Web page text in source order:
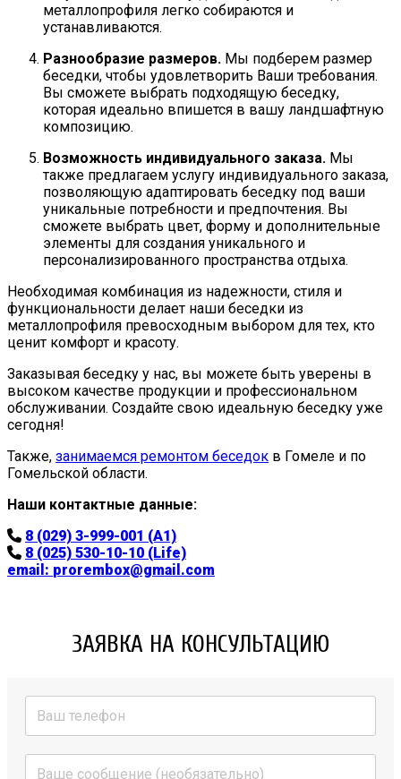
металлопрофиля легко собираются и
устанавливаются.
Разнообразие размеров. Мы подберем размер
беседки, чтобы удовлетворить Ваши требования.
Вы сможете выбрать подходящую беседку,
которая идеально впишется в вашу ландшафтную
композицию.
Возможность индивидуального заказа. Мы
также предлагаем услугу индивидуального заказа,
позволяющую адаптировать беседку под ваши
уникальные потребности и предпочтения. Вы
сможете выбрать цвет, форму и дополнительные
элементы для создания уникального и
персонализированного пространства отдыха.
Необходимая комбинация из надежности, стиля и
функциональности делает наши беседки из
металлопрофиля превосходным выбором для тех, кто
ценит комфорт и красоту.
Заказывая беседку у нас, вы можете быть уверены в
высоком качестве продукции и профессиональном
обслуживании. Создайте свою идеальную беседку уже
сегодня!
Также, занимаемся ремонтом беседок в Гомеле и по
Гомельской области.
Наши контактные данные:
8 (029) 3-999-001 (A1)
8 (025) 530-10-10 (Life)
email: prorembox@gmail.com
ЗАЯВКА НА КОНСУЛЬТАЦИЮ